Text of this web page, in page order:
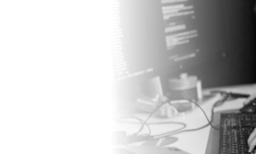
Mobiles Leben
Arbeitsleben